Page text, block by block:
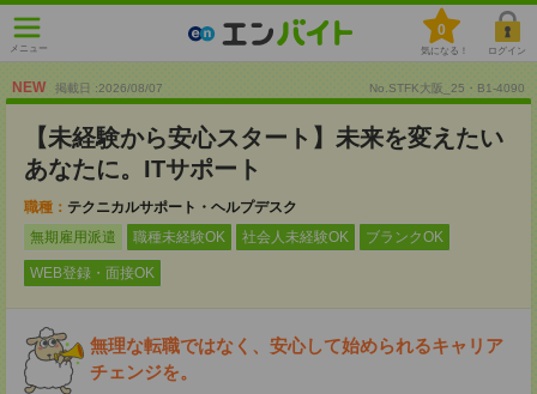
メニュー
0
気になる！ ログイン
NEW 掲載日 :2026/08/07 No.STFK大阪_25・B1-4090
【未経験から安心スタート】未来を変えたい
あなたに。ITサポート
職種： テクニカルサポート・ヘルプデスク
無期雇用派遣
職種未経験OK 社会人未経験OK ブランクOK
WEB登録・面接OK
無理な転職ではなく、安心して始められるキャリア
チェンジを。